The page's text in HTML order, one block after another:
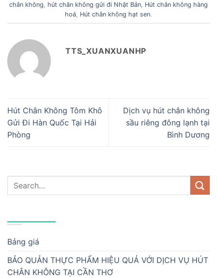
chân không
hút chân không gửi đi Nhật Bản Hút chân không hàng
hoá Hút chân không hạt sen.
TTS_XUANXUANHP
Hút Chân Không Tôm Khô
Gửi Đi Hàn Quốc Tại Hải
Phòng
Dịch vụ hút chân không
sầu riêng đông lạnh tại
Bình Dương
Bảng giá
BẢO QUẢN THỰC PHẨM HIỆU QUẢ VỚI DỊCH VỤ HÚT
CHÂN KHÔNG TẠI CẦN THƠ